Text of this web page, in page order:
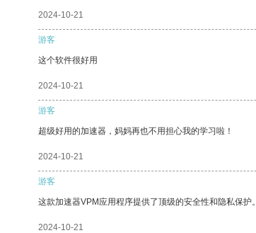
2024-10-21
游客
这个软件很好用
2024-10-21
游客
超级好用的加速器，妈妈再也不用担心我的学习啦！
2024-10-21
游客
这款加速器VPM应用程序提供了顶级的安全性和隐私保护。
2024-10-21